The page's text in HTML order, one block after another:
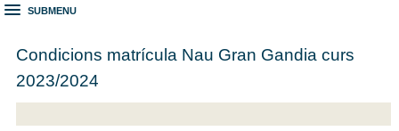
SUBMENU
Condicions matrícula Nau Gran Gandia curs
2023/2024